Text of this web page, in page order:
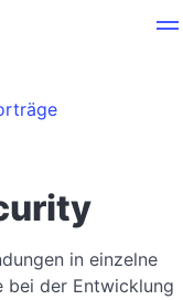
in einzelne
der Entwicklung